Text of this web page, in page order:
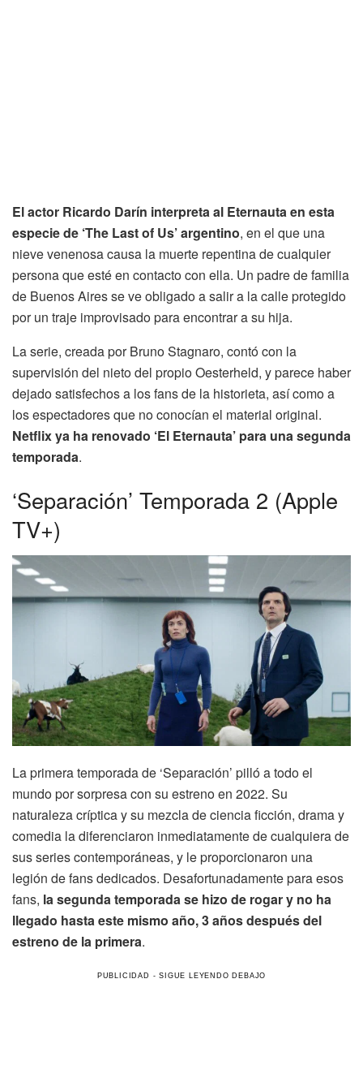
El actor Ricardo Darín interpreta al Eternauta en esta
especie de ‘The Last of Us’ argentino, en el que una
nieve venenosa causa la muerte repentina de cualquier
persona que esté en contacto con ella. Un padre de familia
de Buenos Aires se ve obligado a salir a la calle protegido
por un traje improvisado para encontrar a su hija.
La serie, creada por Bruno Stagnaro, contó con la
supervisión del nieto del propio Oesterheld, y parece haber
dejado satisfechos a los fans de la historieta, así como a
los espectadores que no conocían el material original.
Netflix ya ha renovado ‘El Eternauta’ para una segunda
temporada.
‘Separación’ Temporada 2 (Apple
TV+)
La primera temporada de ‘Separación’ pilló a todo el
mundo por sorpresa con su estreno en 2022. Su
naturaleza críptica y su mezcla de ciencia ficción, drama y
comedia la diferenciaron inmediatamente de cualquiera de
sus series contemporáneas, y le proporcionaron una
legión de fans dedicados. Desafortunadamente para esos
fans, la segunda temporada se hizo de rogar y no ha
llegado hasta este mismo año, 3 años después del
estreno de la primera.